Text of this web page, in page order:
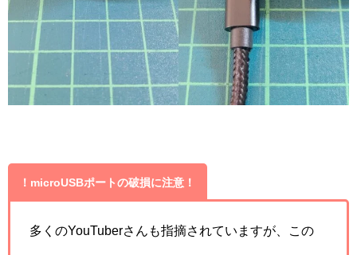
！microUSBポートの破損に注意！
多くのYouTuberさんも指摘されていますが、この